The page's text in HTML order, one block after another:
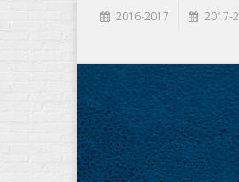
2016-2017 2017-